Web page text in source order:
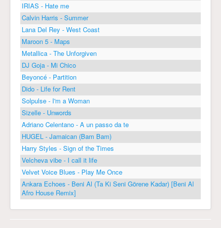
IRIAS - Hate me
Calvin Harris - Summer
Lana Del Rey - West Coast
Maroon 5 - Maps
Metallica - The Unforgiven
DJ Goja - Mi Chico
Beyoncé - Partition
Dido - Life for Rent
Solpulse - I'm a Woman
Sizelle - Unwords
Adriano Celentano - A un passo da te
HUGEL - Jamaican (Bam Bam)
Harry Styles - Sign of the Times
Velcheva vibe - I call it life
Velvet Voice Blues - Play Me Once
Ankara Echoes - Beni Al (Ta Ki Seni Görene Kadar) [Beni Al
Afro House Remix]